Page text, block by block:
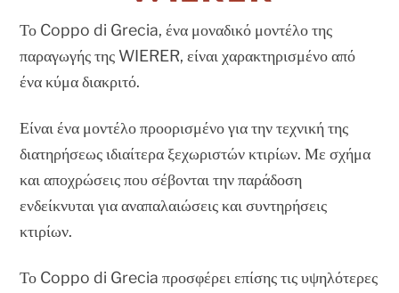
Το Coppo di Grecia, ένα μοναδικό μοντέλο της
παραγωγής της WIERER, είναι χαρακτηρισμένο από
ένα κύμα διακριτό.
Είναι ένα μοντέλο προορισμένο για την τεχνική της
διατηρήσεως ιδιαίτερα ξεχωριστών κτιρίων. Με σχήμα
και αποχρώσεις που σέβονται την παράδοση
ενδείκνυται για αναπαλαιώσεις και συντηρήσεις
κτιρίων.
Το Coppo di Grecia προσφέρει επίσης τις υψηλότερες